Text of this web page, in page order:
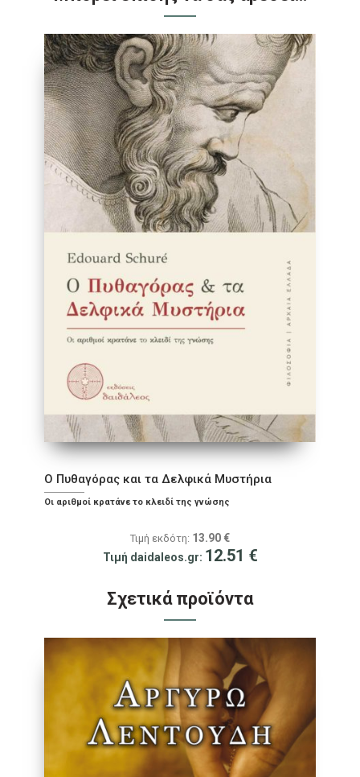
Ο Πυθαγόρας και τα Δελφικά Μυστήρια
Oι αριθμοί κρατάνε το κλειδί της γνώσης
Τιμή εκδότη: 13.90 €
Τιμή daidaleos.gr: 12.51 €
Σχετικά προϊόντα